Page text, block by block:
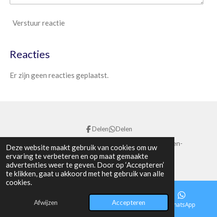
Deze website maakt gebruik van cookies om uw
ervaring te verbeteren en op maat gemaakte
advertenties weer te geven. Door op ‘Accepteren’
te klikken, gaat u akkoord met het gebruik van alle
cookies.
Afwijzen Accepteren
Verstuur reactie
Reacties
Er zijn geen reacties geplaatst.
Delen Delen
© 2024 - 2026 vendo makelaars Helmond-Deurne-Asten-
Someren-Nuenen. Aankoop en Verkoop.
E-mailadres Telefoonnummer WhatsApp